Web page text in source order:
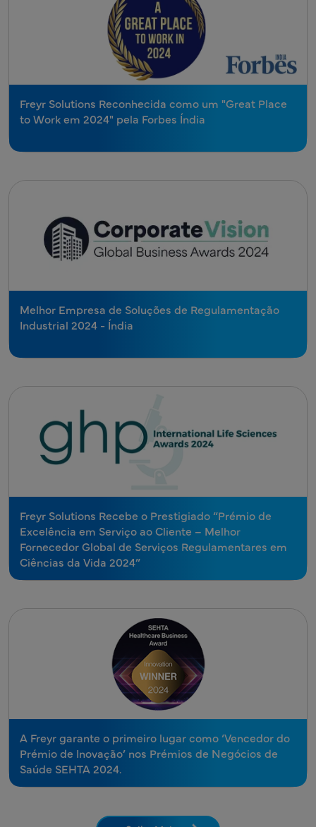
Freyr Solutions Reconhecida como um "Great Place
to Work em 2024" pela Forbes Índia
Melhor Empresa de Soluções de Regulamentação
Industrial 2024 - Índia
Freyr Solutions Recebe o Prestigiado “Prémio de
Excelência em Serviço ao Cliente – Melhor
Fornecedor Global de Serviços Regulamentares em
Ciências da Vida 2024”
A Freyr garante o primeiro lugar como ‘Vencedor do
Prémio de Inovação’ nos Prémios de Negócios de
Saúde SEHTA 2024.